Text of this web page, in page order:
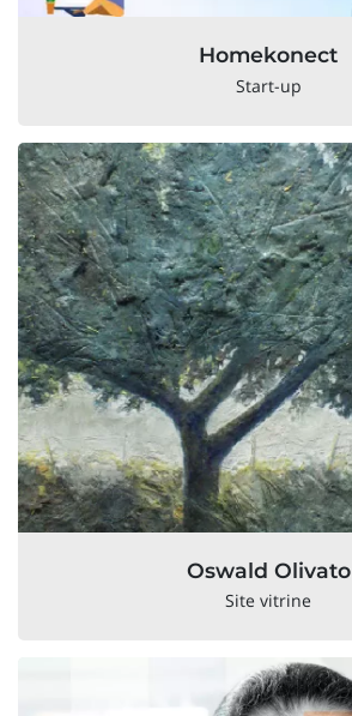
Homekonect
Start-up
Oswald Olivato
Site vitrine